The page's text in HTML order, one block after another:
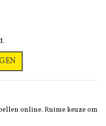
online. Ruime keuze om